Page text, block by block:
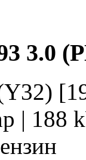
3.0
| 188